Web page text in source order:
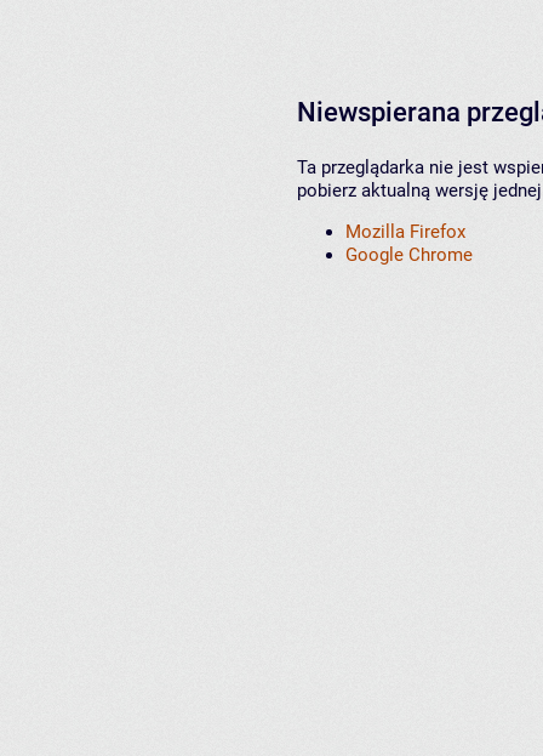
Niewspierana
Ta przeglądarka nie jest
pobierz aktualną wersję
Mozilla Firefox
Google Chrome